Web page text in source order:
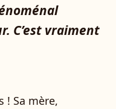
C’est vraiment
! Sa mère,